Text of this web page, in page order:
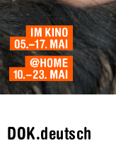
DOK.deutsch